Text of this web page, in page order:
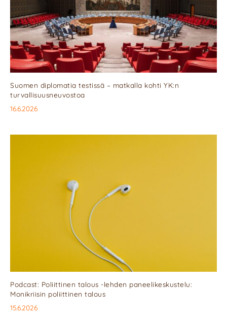
Suomen diplomatia testissä – matkalla kohti YK:n
turvallisuusneuvostoa
16.6.2026
Podcast: Poliittinen talous -lehden paneelikeskustelu:
Monikriisin poliittinen talous
15.6.2026